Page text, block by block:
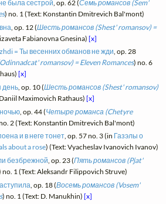
была сестрой, op. 62 (Семь романсов (Sem'
) no. 1 (Text: Konstantin Dmitrevich Bal'mont)
, op. 12 (Шесть романсов (Shest' romansov) =
Fabianovna Gnesina)[x]
= Ты весенних обманов не жди, op. 28
romansov) = Eleven Romances) no. 6
[x]
день, op. 10 (Шесть романсов (Shest' romansov)
Maximovich Rathaus)[x]
, op. 44 (Четыре романса (Chetyre
2 (Text: Konstantin Dmitrevich Bal'mont)
и в неге тонет, op. 57 no. 3 (in Газэлы о
about a rose) (Text: Vyacheslav Ivanovich Ivanov)
безбрежной, op. 23 (Пять романсов (Pjat'
no. 1 (Text: Aleksandr Filippovich Struve)
, op. 18 (Восемь романсов (Vosem'
) no. 1 (Text: D. Manukhin)[x]